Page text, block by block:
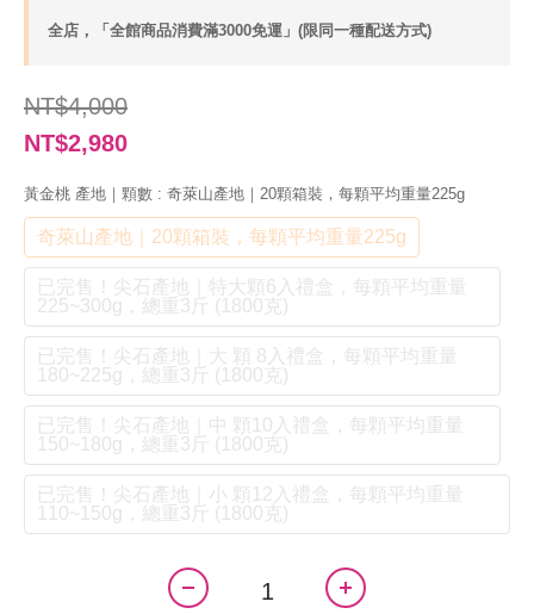
全店，「全館商品消費滿3000免運」(限同一種配送方式)
NT$4,000
NT$2,980
黃金桃 產地｜顆數 : 奇萊山產地｜20顆箱裝，每顆平均重量225g
奇萊山產地｜20顆箱裝，每顆平均重量225g
已完售！尖石產地｜特大顆6入禮盒，每顆平均重量
225~300g，總重3斤 (1800克)
已完售！尖石產地｜大 顆 8入禮盒，每顆平均重量
180~225g，總重3斤 (1800克)
已完售！尖石產地｜中 顆10入禮盒，每顆平均重量
150~180g，總重3斤 (1800克)
已完售！尖石產地｜小 顆12入禮盒，每顆平均重量
110~150g，總重3斤 (1800克)